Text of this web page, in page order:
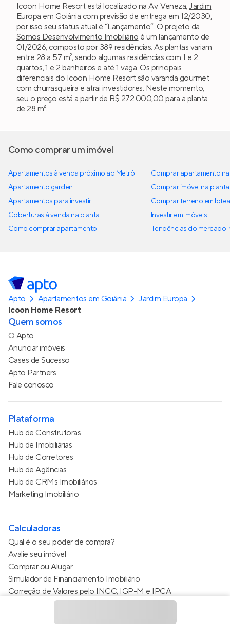
Icoon Home Resort está localizado na Av. Veneza,Jardim
Europa em Goiânia com previsão de entrega em 12/2030,
por isso seu status atual é “Lançamento”. O projeto da
Somos Desenvolvimento Imobiliário é um lançamento de
01/2026, composto por 389 residências. As plantas variam
entre 28 a 57 m², sendo algumas residências com 1 e 2
quartos, 1 e 2 banheiros e até 1 vaga. Os principais
diferenciais do Icoon Home Resort são varanda gourmet
com churrasqueira e atrai investidores. Neste momento,
seu o preço está a partir de R$ 272.000,00 para a planta
de 28 m².
Como comprar um imóvel
Apartamentos à venda próximo ao Metrô
Apartamento garden
Apartamentos para investir
Coberturas à venda na planta
Como comprar apartamento
Comprar apartamento
Comprar imóvel na planta
Comprar terreno em
Investir em imóveis
Tendências do mercado
Apto Apartamentos em Goiânia
Jardim Europa
Icoon Home Resort
Quem somos
O Apto
Anunciar imóveis
Cases de Sucesso
Apto Partners
Fale conosco
Plataforma
Hub de Construtoras
Hub de Imobiliárias
Hub de Corretores
Hub de Agências
Hub de CRMs Imobiliários
Marketing Imobiliário
Calculadoras
Qual é o seu poder de compra?
Avalie seu imóvel
Comprar ou Alugar
Simulador de Financiamento Imobiliário
Correção de Valores pelo INCC, IGP-M e IPCA
Estimativa de valor do condomínio